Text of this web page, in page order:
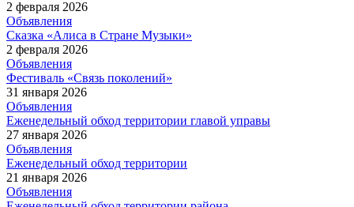
2 февраля 2026
Объявления
Сказка «Алиса в Стране Музыки»
2 февраля 2026
Объявления
Фестиваль «Связь поколений»
31 января 2026
Объявления
Еженедельный обход территории главой управы
27 января 2026
Объявления
Еженедельный обход территории
21 января 2026
Объявления